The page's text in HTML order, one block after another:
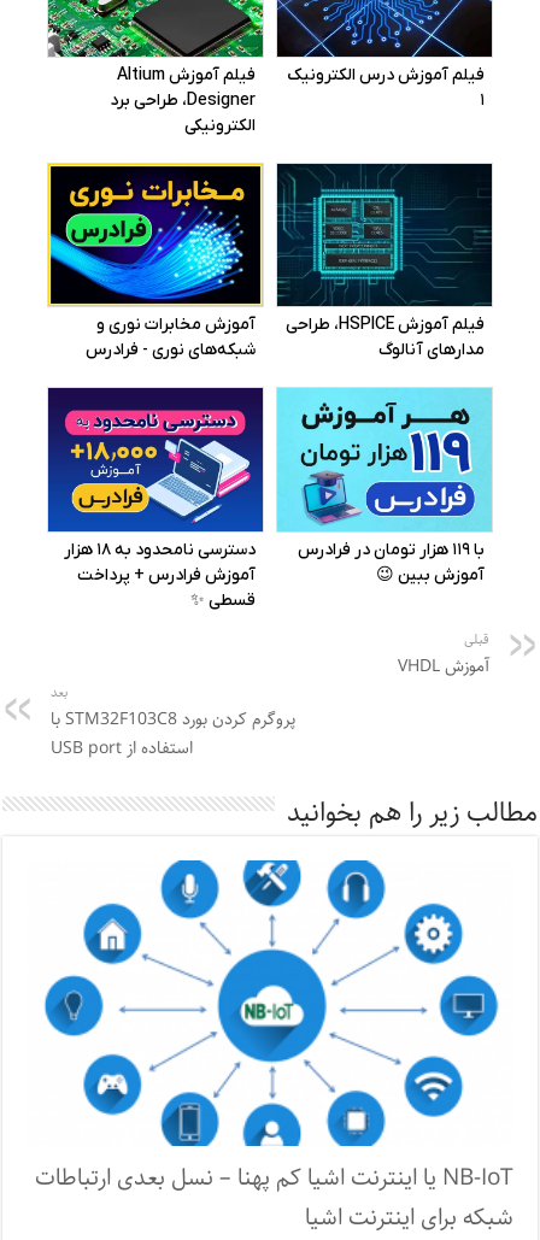
قبلی
آموزش VHDL
بعد
پروگرم کردن بورد STM32F103C8 با
استفاده از USB port
مطالب زیر را هم بخوانید
NB-IoT یا اینترنت اشیا کم پهنا – نسل بعدی ارتباطات
شبکه برای اینترنت اشیا